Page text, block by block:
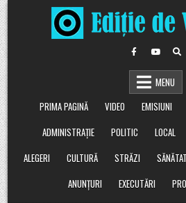
Skip
to
content
MENU
PRIMA PAGINĂ
VIDEO EMISIUNI
ADMINISTRAȚIE
POLITIC LOCAL
ALEGERI
CULTURĂ STRĂZI
ANUNȚURI
EXECUTĂRI